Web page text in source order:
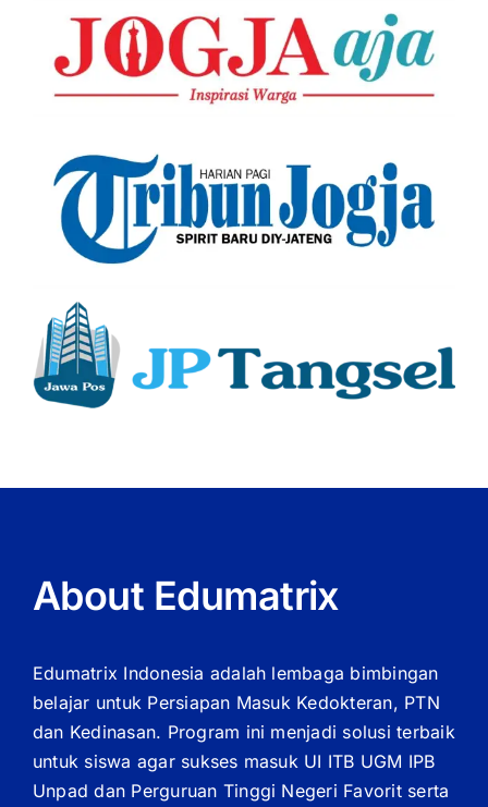
About Edumatrix
Edumatrix Indonesia adalah lembaga bimbingan
belajar untuk Persiapan Masuk Kedokteran, PTN
dan Kedinasan. Program ini menjadi solusi terbaik
untuk siswa agar sukses masuk UI ITB UGM IPB
Unpad dan Perguruan Tinggi Negeri Favorit serta